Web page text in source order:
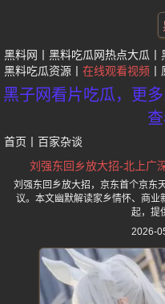
黑料网 黑料吃瓜网热点大瓜
黑料吃瓜资源
在线观看视频
黑子网看片吃瓜，更
首页 百家杂谈
刘强东回乡放大招-北上广
刘强东回乡放大招，京东首个京东
议。本文幽默解读家乡情怀、商
起，提
2026-